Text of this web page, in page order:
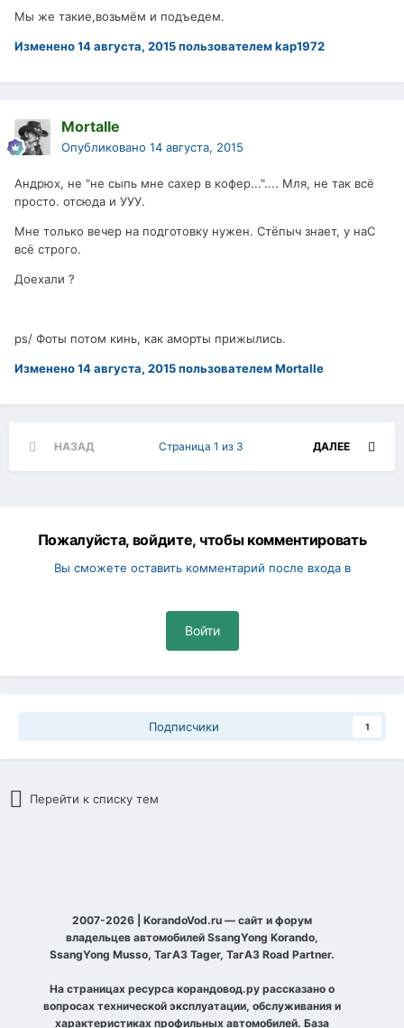
Мы же такие,возьмём и подъедем.
Изменено14 августа, 2015пользователем kap1972
Mortalle
Опубликовано 14 августа, 2015
Андрюх, не "не сыпь мне сахер в кофер...".... Мля, не так всё
просто. отсюда и УУУ.
Мне только вечер на подготовку нужен. Стёпыч знает, у наС
всё строго.
Доехали ?
ps/ Фоты потом кинь, как аморты прижылись.
Изменено14 августа, 2015пользователем Mortalle
НАЗАД ДАЛЕЕ
Страница 1 из 3
Пожалуйста, войдите, чтобы комментировать
Вы сможете оставить комментарий после входа в
Войти
Подписчики 1
Перейти к списку тем
2007-2026 | KorandoVod.ru — сайт и форум
владельцев автомобилей SsangYong Korando,
SsangYong Musso, ТагАЗ Tager, ТагАЗ Road Partner.
На страницах ресурса корандовод.ру рассказано о
вопросах технической эксплуатации, обслуживания и
характеристиках профильных автомобилей. База